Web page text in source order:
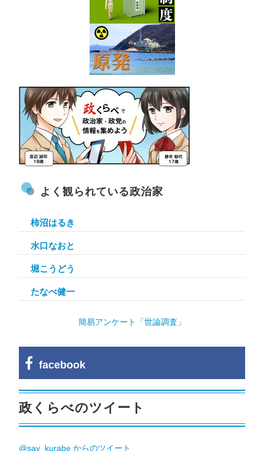
よく観られている政治家
柿沼はるき
水口なおと
堀こうどう
たなべ健一
簡易アンケート「世論調査」
facebook
政くらべのツイート
@say_kurabe からのツイート